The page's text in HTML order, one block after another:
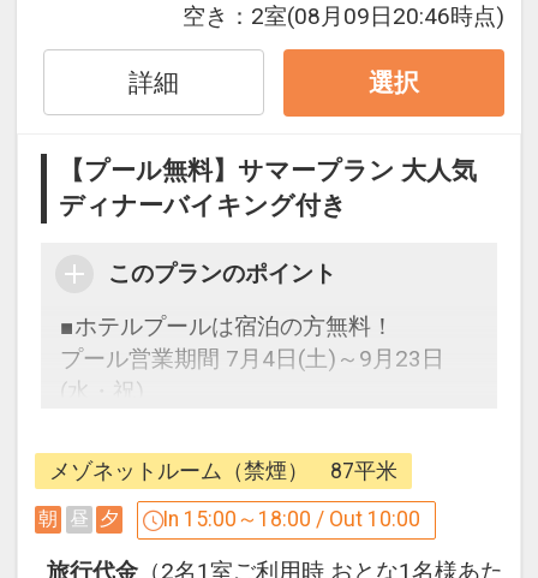
早期予約限定！２１日前までのご予約が
お得です。
※本プランは２１日前までの受付限定で
す。
人数、おとな・こどもの内訳、食事条
件・内容 等）はできません。
ここがポイント！
回）
設定期間：2026年4月1日～2026年11月
30日
インターネットコース番号：DP-1-
17201135
空き： 2室(08月09日20:46時点)
詳細 選択
【プール無料】サマープラン 大人気
ディナーバイキング付き
このプランのポイント
■ホテルプールは宿泊の方無料！
プール営業期間 7月4日(土)～9月23日
(水・祝)
※プール利用規約についてはホテル館内
掲示物をご確認ください
※大型の浮き具はお持込みいただけませ
ん
メゾネットルーム（禁煙） 87平米
朝 昼 夕 In 15:00～18:00 / Out 10:00
旅行代金 （2名1室ご利用時 おとな1名様あた